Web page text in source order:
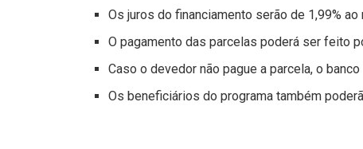
Os juros do financiamento serão de 1,99% ao
O pagamento das parcelas poderá ser feito
Caso o devedor não pague a parcela, o
Os beneficiários do programa também